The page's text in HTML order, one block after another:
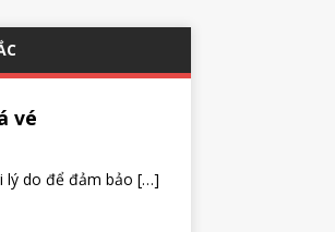
vé
lý do để đảm bảo […]